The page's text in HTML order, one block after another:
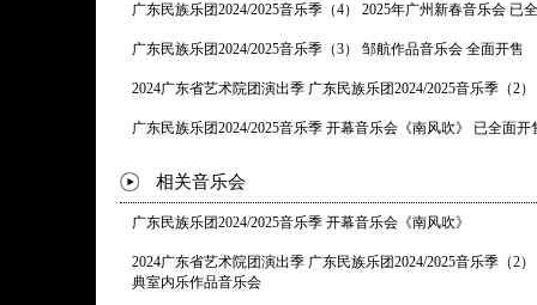
广东民族乐团2024/2025音乐季（4） 2025年广州新春音乐会 已
广东民族乐团2024/2025音乐季（3） 邹航作品音乐会 全面开售
2024广东省艺术院团演出季 广东民族乐团2024/2025音乐季（2
广东民族乐团2024/2025音乐季 开幕音乐会《南风吹》 已全面开
相关音乐会
广东民族乐团2024/2025音乐季 开幕音乐会《南风吹》
2024广东省艺术院团演出季 广东民族乐团2024/2025音乐季（2
典室内乐作品音乐会